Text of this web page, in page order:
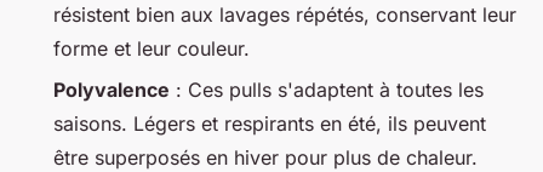
résistent bien aux lavages répétés, conservant leur
forme et leur couleur.
Polyvalence : Ces pulls s'adaptent à toutes les
saisons. Légers et respirants en été, ils peuvent
être superposés en hiver pour plus de chaleur.